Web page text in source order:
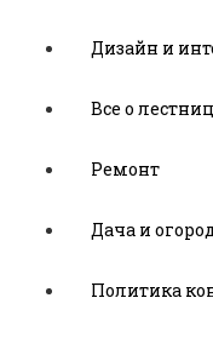
Дизайн и
Все о
Ремонт
Дача и
Политика